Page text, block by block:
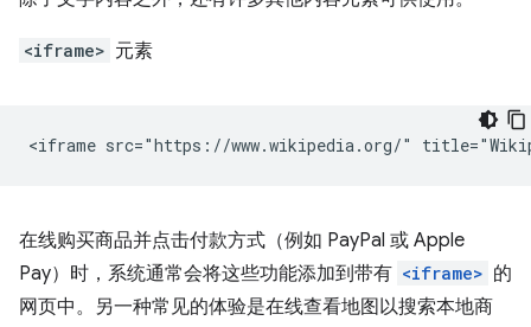
<iframe> 元素
在线购买商品并点击付款方式（例如 PayPal 或 Apple
Pay）时，系统通常会将这些功能添加到带有 <iframe> 的
网页中。另一种常见的体验是在线查看地图以搜索本地商